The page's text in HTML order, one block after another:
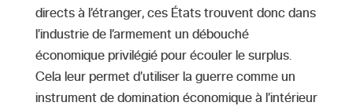
directs à l’étranger, ces États trouvent donc dans
l’industrie de l’armement un débouché
économique privilégié pour écouler le surplus.
Cela leur permet d’utiliser la guerre comme un
instrument de domination économique à l’intérieur